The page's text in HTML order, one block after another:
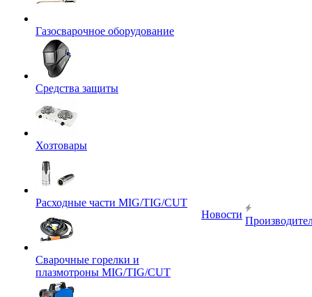
Газосварочное оборудование
Средства защиты
Хозтовары
Расходные части MIG/TIG/CUT
Сварочные горелки и
плазмотроны MIG/TIG/CUT
Новости